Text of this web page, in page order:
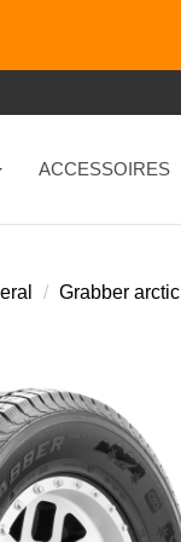
ACCESSOIRES
Grabber arctic